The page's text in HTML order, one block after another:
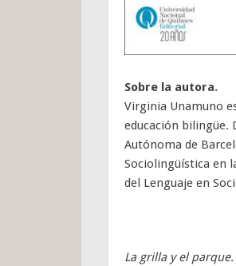
Sobre la autora.
Virginia Unamuno
educación bilingüe.
Autónoma de
Sociolingüística en
del Lenguaje en
La grilla y el